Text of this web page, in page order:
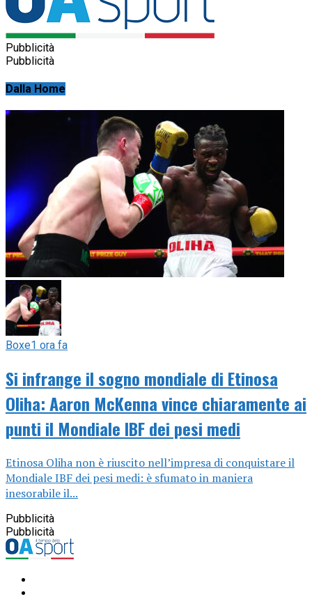
Pubblicità
Pubblicità
Dalla Home
Boxe1 ora fa
Si infrange il sogno mondiale di Etinosa
Oliha: Aaron McKenna vince chiaramente ai
punti il Mondiale IBF dei pesi medi
Etinosa Oliha non è riuscito nell’impresa di conquistare il
Mondiale IBF dei pesi medi: è sfumato in maniera
inesorabile il...
Pubblicità
Pubblicità